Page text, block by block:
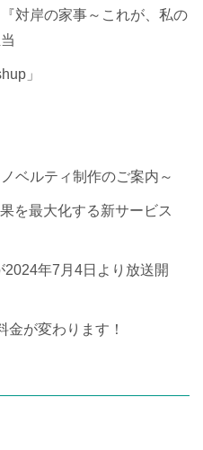
対岸の家事～これが、私の
」
ベルティ制作のご案内～
を最大化する新サービス
年7月4日より放送開
金が変わります！